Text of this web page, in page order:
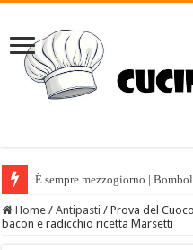
È sempre mezzogiorno |
Home / Antipasti / Prova del
bacon e radicchio ricetta Marsetti